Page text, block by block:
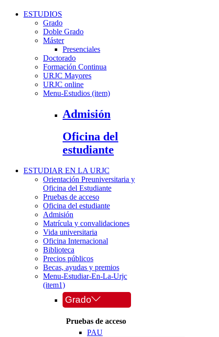
ESTUDIOS
Grado
Doble Grado
Máster
Presenciales
Doctorado
Formación Continua
URJC Mayores
URJC online
Menu-Estudios (item)
Admisión
Oficina del
estudiante
ESTUDIAR EN LA URJC
Orientación Preuniversitaria y
Oficina del Estudiante
Pruebas de acceso
Oficina del estudiante
Admisión
Matrícula y convalidaciones
Vida universitaria
Oficina Internacional
Biblioteca
Precios públicos
Becas, ayudas y premios
Menu-Estudiar-En-La-Urjc
(item1)
Grado
Pruebas de acceso
PAU